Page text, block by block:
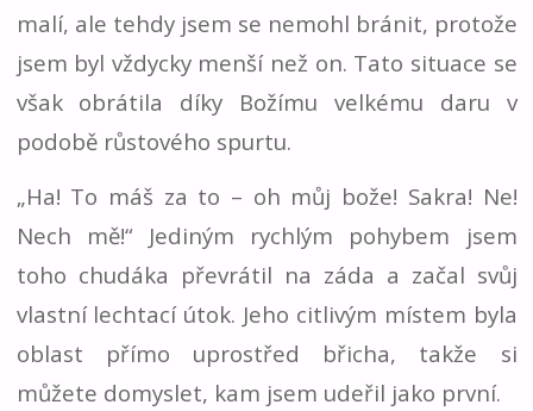
malí, ale tehdy jsem se nemohl bránit, protože
jsem byl vždycky menší než on. Tato situace se
však obrátila díky Božímu velkému daru v
podobě růstového spurtu.
„Ha! To máš za to – oh můj bože! Sakra! Ne!
Nech mě!“ Jediným rychlým pohybem jsem
toho chudáka převrátil na záda a začal svůj
vlastní lechtací útok. Jeho citlivým místem byla
oblast přímo uprostřed břicha, takže si
můžete domyslet, kam jsem udeřil jako první.